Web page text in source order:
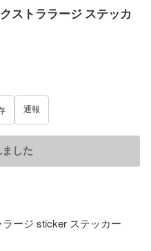
ストララージ ステッカ
通報
した
ラージ sticker ステッカー